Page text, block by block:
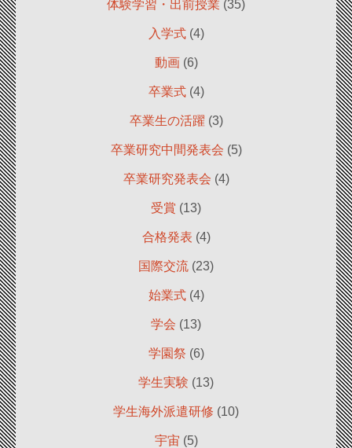
体験学習・出前授業 (35)
入学式(4)
動画(6)
卒業式(4)
卒業生の活躍 (3)
卒業研究中間発表会 (5)
卒業研究発表会 (4)
受賞 (13)
合格発表 (4)
国際交流 (23)
始業式(4)
学会 (13)
学園祭 (6)
学生実験 (13)
学生海外派遣研修 (10)
宇宙 (5)